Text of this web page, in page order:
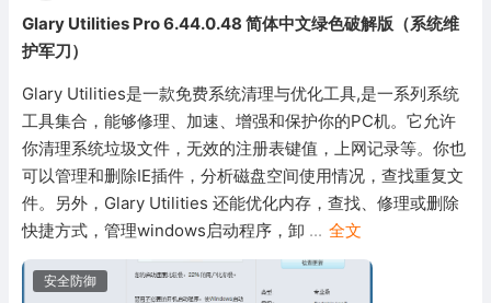
Glary Utilities Pro 6.44.0.48 简体中文绿色破解版（系统维
护军刀）
Glary Utilities是一款免费系统清理与优化工具,是一系列系统
工具集合，能够修理、加速、增强和保护你的PC机。它允许
你清理系统垃圾文件，无效的注册表键值，上网记录等。你也
可以管理和删除IE插件，分析磁盘空间使用情况，查找重复文
件。另外，Glary Utilities 还能优化内存，查找、修理或删除
快捷方式，管理windows启动程序，卸 ... 全文
安全防御